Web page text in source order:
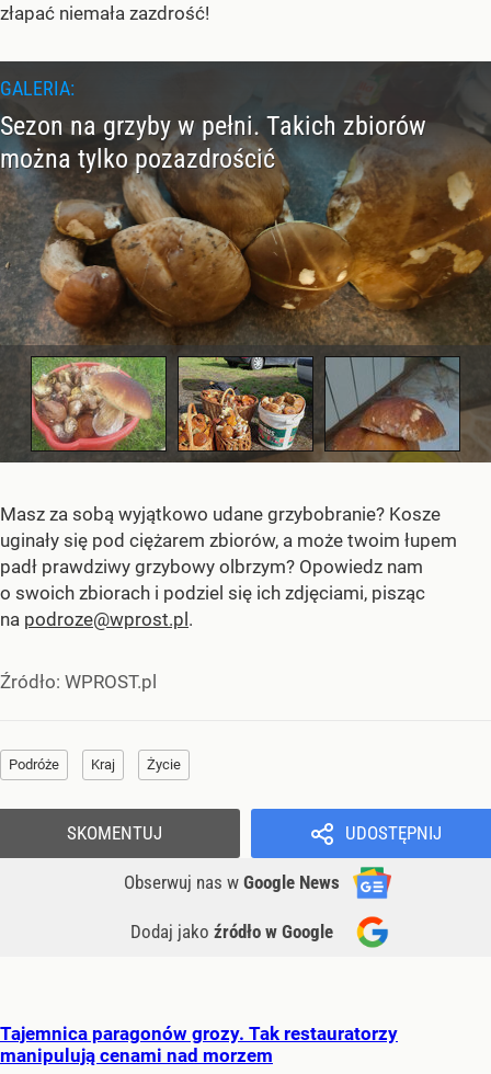
złapać niemała zazdrość!
Masz za sobą wyjątkowo udane grzybobranie? Kosze
uginały się pod ciężarem zbiorów, a może twoim łupem
padł prawdziwy grzybowy olbrzym? Opowiedz nam
o swoich zbiorach i podziel się ich zdjęciami, pisząc
na podroze@wprost.pl .
Źródło: WPROST.pl
Podróże Kraj Życie
UDOSTĘPNIJ
Obserwuj nas w Google News
Dodaj jako źródło w Google
SKOMENTUJ
Tajemnica paragonów grozy. Tak restauratorzy
manipulują cenami nad morzem